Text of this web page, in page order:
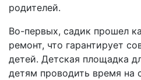
родителей.
Во-первых, садик прошел
ремонт, что гарантирует
детей. Детская площадка
детям проводить время на